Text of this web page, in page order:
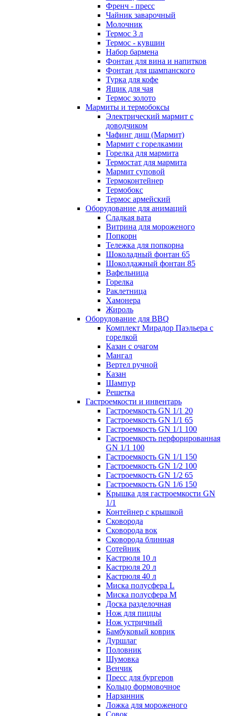
Френч - пресс
Чайник заварочный
Молочник
Термос 3 л
Термос - кувшин
Набор бармена
Фонтан для вина и напитков
Фонтан для шампанского
Турка для кофе
Ящик для чая
Термос золото
Мармиты и термобоксы
Электрический мармит с
доводчиком
Чафинг диш (Мармит)
Мармит с горелкамии
Горелка для мармита
Термостат для мармита
Мармит суповой
Термоконтейнер
Термобокс
Термос армейский
Оборудование для анимаций
Сладкая вата
Витрина для мороженого
Попкорн
Тележка для попкорна
Шоколадный фонтан 65
Шоколдажный фонтан 85
Вафельница
Горелка
Раклетница
Хамонера
Жироль
Оборудование для BBQ
Комплект Мирадор Паэльера с
горелкой
Казан с очагом
Мангал
Вертел ручной
Казан
Шампур
Решетка
Гастроемкости и инвентарь
Гастроемкость GN 1/1 20
Гастроемкость GN 1/1 65
Гастроемкость GN 1/1 100
Гастроемкость перфорированная
GN 1/1 100
Гастроемкость GN 1/1 150
Гастроемкость GN 1/2 100
Гастроемкость GN 1/2 65
Гастроемкость GN 1/6 150
Крышка для гастроемкости GN
1/1
Контейнер с крышкой
Сковорода
Сковорода вок
Сковорода блинная
Сотейник
Кастрюля 10 л
Кастрюля 20 л
Кастрюля 40 л
Миска полусфера L
Миска полусфера M
Доска разделочная
Нож для пиццы
Нож устричный
Бамбуковый коврик
Дуршлаг
Половник
Шумовка
Венчик
Пресс для бургеров
Кольцо формовочное
Нарзанник
Ложка для мороженого
Совок